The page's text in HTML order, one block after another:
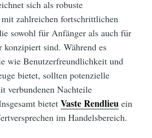
sich als robuste
zahlreichen fortschrittlichen
sowohl für Anfänger als auch für
konzipiert sind. Während es
wie Benutzerfreundlichkeit und
bietet, sollten potenzielle
verbundenen Nachteile
bietet Vaste Rendlieu ein
im Handelsbereich.